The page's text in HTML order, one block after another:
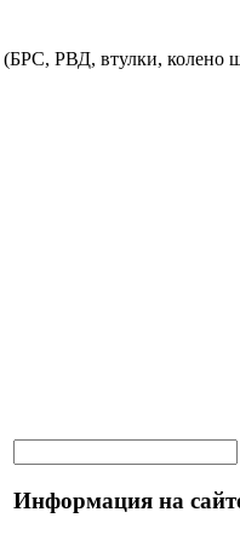
РВД, втулки,
Информация на